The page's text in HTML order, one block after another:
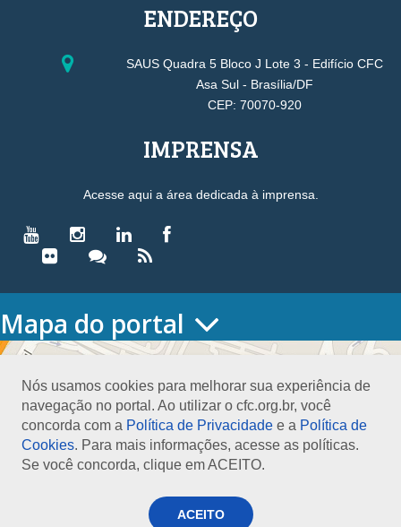
Nós usamos cookies para melhorar sua experiência de
navegação no portal. Ao utilizar o cfc.org.br, você
concorda com a Política de Privacidade e a Política de
Cookies. Para mais informações, acesse as políticas.
Se você concorda, clique em ACEITO.
ACEITO
ENDEREÇO
SAUS Quadra 5 Bloco J Lote 3 - Edifício CFC
Asa Sul - Brasília/DF
CEP: 70070-920
IMPRENSA
Acesse aqui a área dedicada à imprensa.
Mapa do portal
HOME
Conselho Diretor
Nossa Sede
Planejamento
Organograma
Medalha João Lyra